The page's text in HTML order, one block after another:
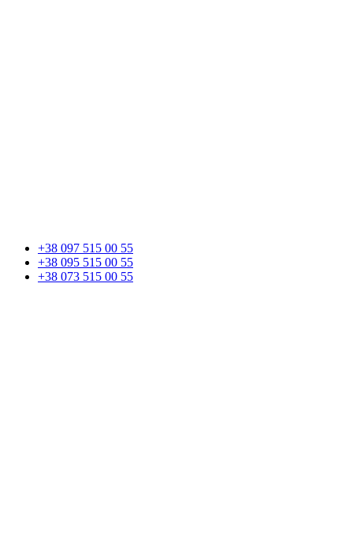
+38 097 515 00 55
+38 095 515 00 55
+38 073 515 00 55